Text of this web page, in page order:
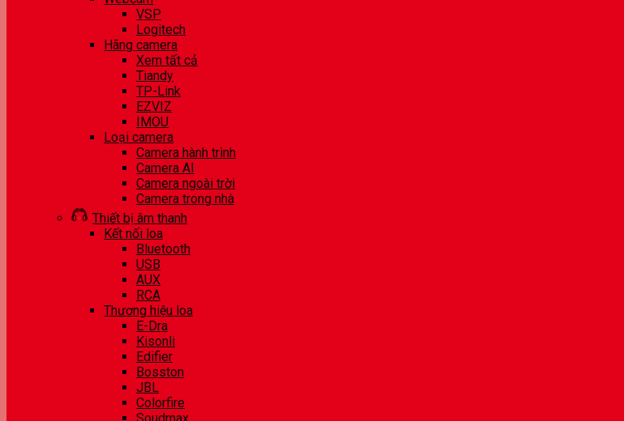
VSP
Logitech
Hãng camera
Xem tất cả
Tiandy
TP-Link
EZVIZ
IMOU
Loại camera
Camera hành trình
Camera AI
Camera ngoài trời
Camera trong nhà
Thiết bị âm thanh
Kết nối loa
Bluetooth
USB
AUX
RCA
Thương hiệu loa
E-Dra
Kisonli
Edifier
Bosston
JBL
Colorfire